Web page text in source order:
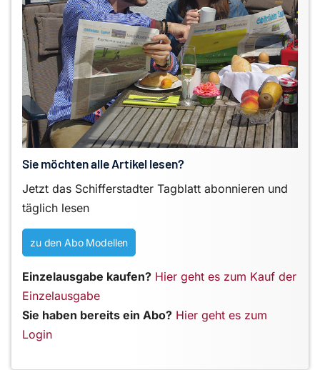
Sie möchten alle Artikel lesen?
Jetzt das Schifferstadter Tagblatt abonnieren und
täglich lesen
zu den Abo Modellen
Einzelausgabe kaufen? Hier geht es zum Kauf der
Einzelausgabe
Sie haben bereits ein Abo? Hier geht es zum
Login